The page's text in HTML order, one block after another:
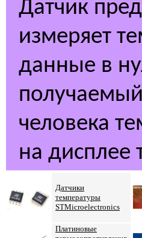
Датчик
измеряет
данные в
человека
на дисплее
Датчики
температуры
STMicroelectronics
Платиновые